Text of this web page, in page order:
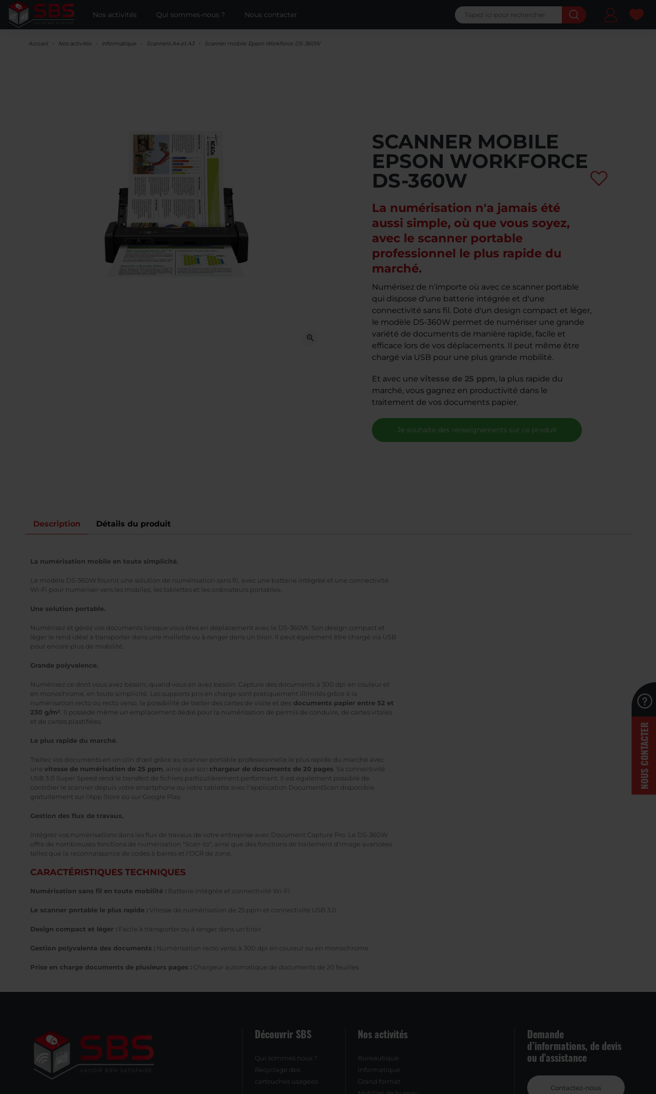
Nos activités Qui sommes-nous ? Nous contacter Ma
Accueil Nos activités Informatique Scanners A4 et A3 Scanner mobile Epson Workforce DS-360W
zoom_in
SCANNER MOBILE
EPSON WORKFORCE
DS-360W
La numérisation n'a jamais été
aussi simple, où que vous soyez,
avec le scanner portable
professionnel le plus rapide du
marché.
Numérisez de n'importe où avec ce scanner portable
qui dispose d'une batterie intégrée et d'une
connectivité sans fil. Doté d'un design compact et léger,
le modèle DS-360W permet de numériser une grande
variété de documents de manière rapide, facile et
efficace lors de vos déplacements. Il peut même être
chargé via USB pour une plus grande mobilité.
Et avec une vitesse de 25 ppm, la plus rapide du
marché, vous gagnez en productivité dans le
traitement de vos documents papier.
Je souhaite des renseignements sur ce produit
Description Détails du produit
La numérisation mobile en toute simplicité.
Le modèle DS-360W fournit une solution de numérisation sans fil, avec une batterie intégrée et une connectivité
Wi-Fi pour numériser vers les mobiles, les tablettes et les ordinateurs portables.
Une solution portable.
Numérisez et gérez vos documents lorsque vous êtes en déplacement avec le DS-360W. Son design compact et
léger le rend idéal à transporter dans une mallette ou à ranger dans un tiroir. Il peut également être chargé via USB
pour encore plus de mobilité.
Grande polyvalence.
Numérisez ce dont vous avez besoin, quand vous en avez besoin. Capture des documents à 300 dpi en couleur et
en monochrome, en toute simplicité. Les supports pris en charge sont pratiquement illimités grâce à la
numérisation recto ou recto verso, la possibilité de traiter des cartes de visite et des documents papier entre 52 et
230 g/m². Il possède même un emplacement dédié pour la numérisation de permis de conduire, de cartes vitales
et de cartes plastifiées.
Le plus rapide du marché.
Traitez vos documents en un clin d'œil grâce au scanner portable professionnelle le plus rapide du marché avec
une vitesse de numérisation de 25 ppm, ainsi que son chargeur de documents de 20 pages. Sa connectivité
USB 3.0 Super Speed rend le transfert de fichiers particulièrement performant. Il est également possible de
contrôler le scanner depuis votre smartphone ou votre tablette avec l'application DocumentScan disponible
gratuitement sur l'App Store ou sur Google Play.
Gestion des flux de travaux.
Intégrez vos numérisations dans les flux de travaux de votre entreprise avec Document Capture Pro. Le DS-360W
offre de nombreuses fonctions de numérisation "Scan-to", ainsi que des fonctions de traitement d'image avancées
telles que la reconnaissance de codes à barres et l'OCR de zone.
CARACTÉRISTIQUES TECHNIQUES
Numérisation sans fil en toute mobilité : Batterie intégrée et connectivité Wi-Fi
Le scanner portable le plus rapide :Vitesse de numérisation de 25 ppm et connectivité USB 3.0
Design compact et léger : Facile à transporter ou à ranger dans un tiroir
Gestion polyvalente des documents : Numérisation recto verso à 300 dpi en couleur ou en monochrome
Prise en charge documents de plusieurs pages : Chargeur automatique de documents de 20 feuilles
Découvrir SBS
Qui sommes nous ?
Recyclage des
cartouches usagées
Nos activités
Bureautique
Informatique
Grand format
Demande
d’informations, de devis
ou d'assistance
Contactez-nous
NOUS CONTACTER